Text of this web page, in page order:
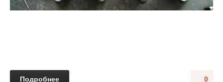
0
Подробнее